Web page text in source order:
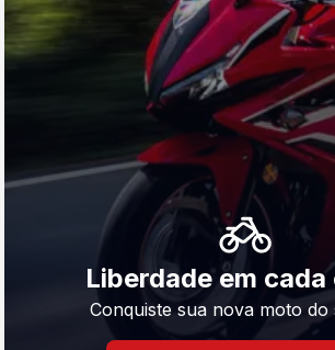
Liberdade em
Conquiste sua nova moto do